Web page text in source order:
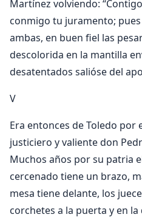
Martínez volviendo:
conmigo tu juramento;
ambas, en buen fiel las
descolorida en la mantilla
desatentados salióse del
V
Era entonces de Toledo por
justiciero y valiente don
Muchos años por su patria
cercenado tiene un brazo,
mesa tiene delante, los
corchetes a la puerta y en